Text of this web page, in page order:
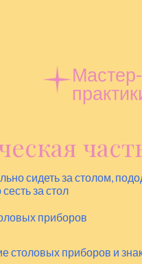
сидеть за столом,
за стол
приборов
столовых приборов и